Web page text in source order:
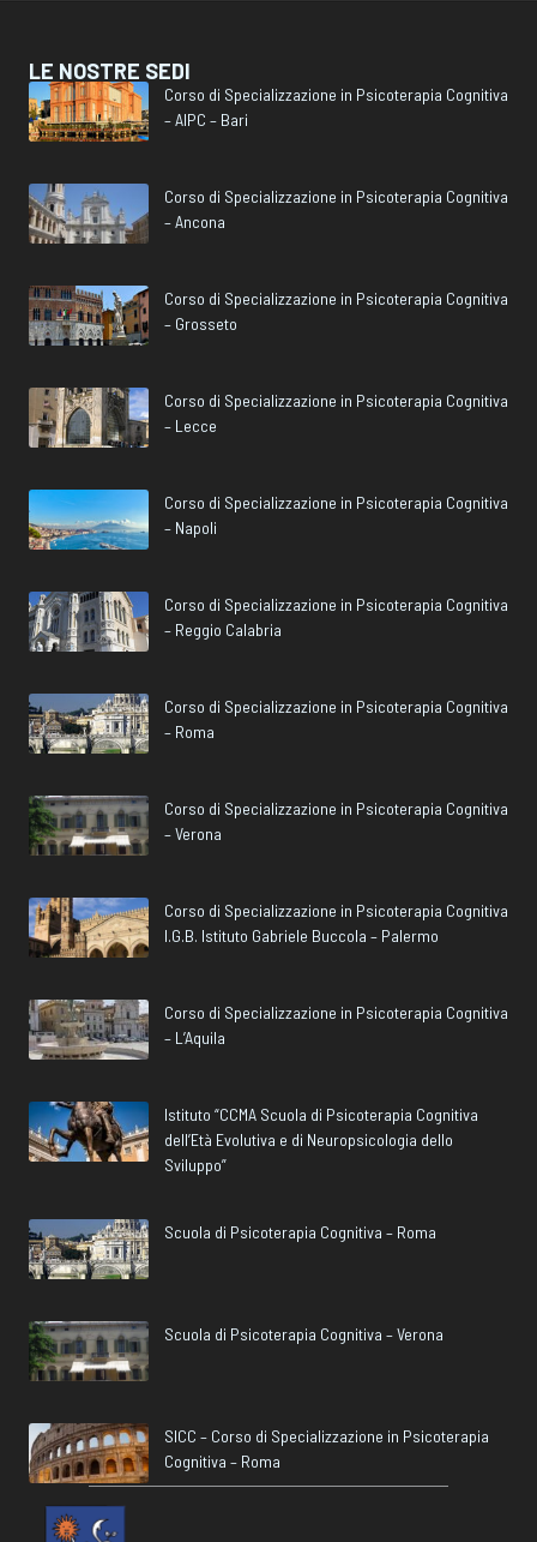
LE NOSTRE SEDI
Corso di Specializzazione in Psicoterapia Cognitiva
– AIPC – Bari
Corso di Specializzazione in Psicoterapia Cognitiva
– Ancona
Corso di Specializzazione in Psicoterapia Cognitiva
– Grosseto
Corso di Specializzazione in Psicoterapia Cognitiva
– Lecce
Corso di Specializzazione in Psicoterapia Cognitiva
– Napoli
Corso di Specializzazione in Psicoterapia Cognitiva
– Reggio Calabria
Corso di Specializzazione in Psicoterapia Cognitiva
– Roma
Corso di Specializzazione in Psicoterapia Cognitiva
– Verona
Corso di Specializzazione in Psicoterapia Cognitiva
I.G.B. Istituto Gabriele Buccola – Palermo
Corso di Specializzazione in Psicoterapia Cognitiva
– L’Aquila
Istituto “CCMA Scuola di Psicoterapia Cognitiva
dell’Età Evolutiva e di Neuropsicologia dello
Sviluppo”
Scuola di Psicoterapia Cognitiva – Roma
Scuola di Psicoterapia Cognitiva – Verona
SICC – Corso di Specializzazione in Psicoterapia
Cognitiva – Roma